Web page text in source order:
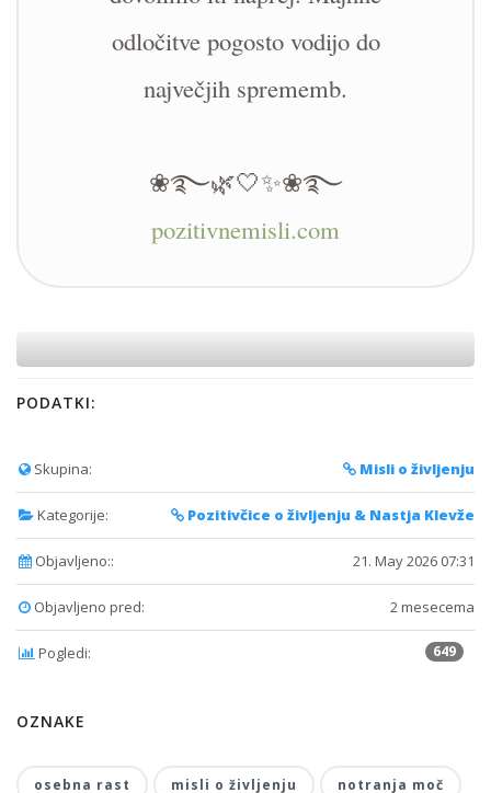
odločitve pogosto vodijo do
največjih sprememb.
❀࿐🌿🤍✨❀࿐
pozitivnemisli.com
PODATKI:
Skupina: Misli o življenju
Kategorije: Pozitivčice o življenju & Nastja Klevže
Objavljeno:: 21. May 2026 07:31
Objavljeno pred: 2 mesecema
Pogledi: 649
OZNAKE
osebna rast misli o življenju notranja moč